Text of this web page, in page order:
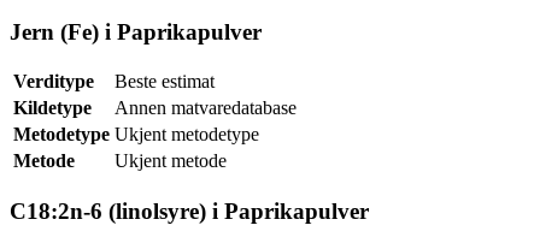
Jern (Fe) i Paprikapulver
Verditype
Beste estimat
Kildetype
Annen matvaredatabase
Metodetype Ukjent metodetype
Metode
Ukjent metode
C18:2n-6 (linolsyre) i Paprikapulver